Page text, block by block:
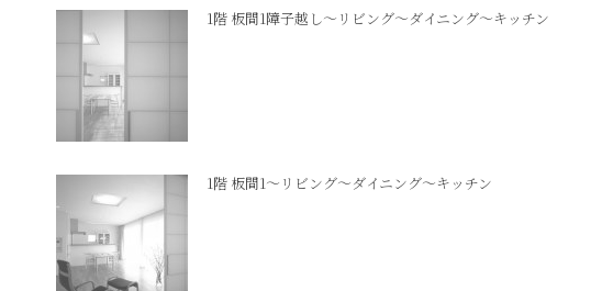
1階 板間1障子越し～リビング～ダイニング～キッチン
1階 板間1～リビング～ダイニング～キッチン